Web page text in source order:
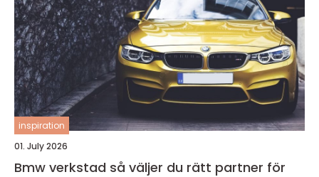
inspiration
01. July 2026
Bmw verkstad så väljer du rätt partner för